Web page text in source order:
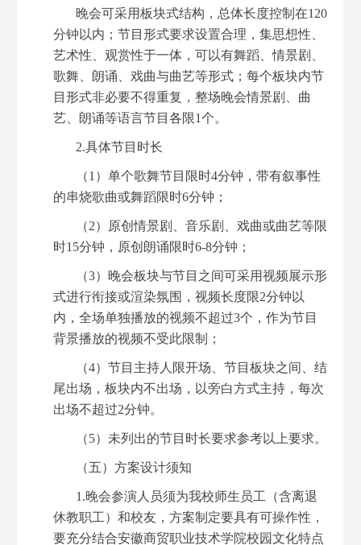
晚会可采用板块式结构，总体长度控制在120
分钟以内；节目形式要求设置合理，集思想性、
艺术性、观赏性于一体，可以有舞蹈、情景剧、
歌舞、朗诵、戏曲与曲艺等形式；每个板块内节
目形式非必要不得重复，整场晚会情景剧、曲
艺、朗诵等语言节目各限1个。
2.具体节目时长
（1）单个歌舞节目限时4分钟，带有叙事性
的串烧歌曲或舞蹈限时6分钟；
（2）原创情景剧、音乐剧、戏曲或曲艺等限
时15分钟，原创朗诵限时6-8分钟；
（3）晚会板块与节目之间可采用视频展示形
式进行衔接或渲染氛围，视频长度限2分钟以
内，全场单独播放的视频不超过3个，作为节目
背景播放的视频不受此限制；
（4）节目主持人限开场、节目板块之间、结
尾出场，板块内不出场，以旁白方式主持，每次
出场不超过2分钟。
（5）未列出的节目时长要求参考以上要求。
（五）方案设计须知
1.晚会参演人员须为我校师生员工（含离退
休教职工）和校友，方案制定要具有可操作性，
要充分结合安徽商贸职业技术学院校园文化特点